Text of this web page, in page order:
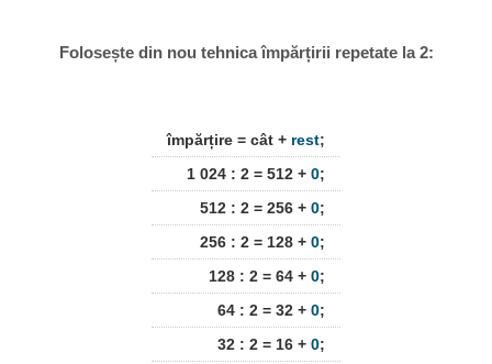
Folosește din nou tehnica împărțirii repetate la 2:
împărțire = cât + rest;
1 024 : 2 = 512 + 0;
512 : 2 = 256 + 0;
256 : 2 = 128 + 0;
128 : 2 = 64 + 0;
64 : 2 = 32 + 0;
32 : 2 = 16 + 0;